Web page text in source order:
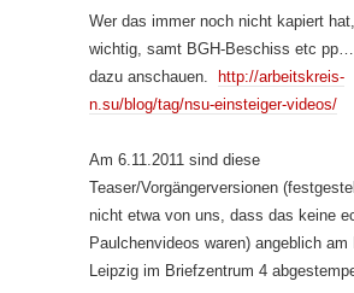
Wer das immer noch nicht kapiert
wichtig, samt BGH-Beschiss etc
dazu anschauen.
http://arbeitskreis-
n.su/blog/tag/nsu-einsteiger-videos/
Am 6.11.2011 sind diese
Teaser/Vorgängerversionen
nicht etwa von uns, dass das keine
Paulchenvideos waren) angeblich am
Leipzig im Briefzentrum 4